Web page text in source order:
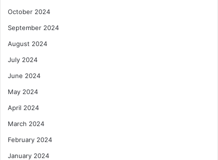
October 2024
September 2024
August 2024
July 2024
June 2024
May 2024
April 2024
March 2024
February 2024
January 2024